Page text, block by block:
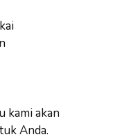
kami akan
Anda.